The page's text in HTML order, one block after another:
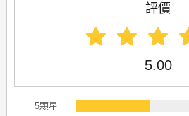
評價
5.00
5顆星